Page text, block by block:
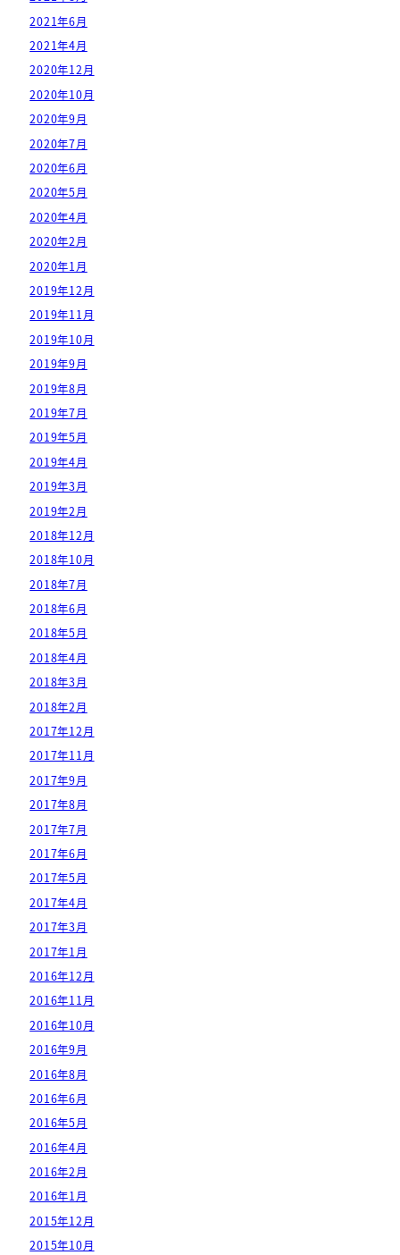
2021年6月
2021年4月
2020年12月
2020年10月
2020年9月
2020年7月
2020年6月
2020年5月
2020年4月
2020年2月
2020年1月
2019年12月
2019年11月
2019年10月
2019年9月
2019年8月
2019年7月
2019年5月
2019年4月
2019年3月
2019年2月
2018年12月
2018年10月
2018年7月
2018年6月
2018年5月
2018年4月
2018年3月
2018年2月
2017年12月
2017年11月
2017年9月
2017年8月
2017年7月
2017年6月
2017年5月
2017年4月
2017年3月
2017年1月
2016年12月
2016年11月
2016年10月
2016年9月
2016年8月
2016年6月
2016年5月
2016年4月
2016年2月
2016年1月
2015年12月
2015年10月